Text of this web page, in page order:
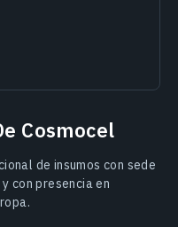
Cosmocel
de insumos con sede
con presencia en